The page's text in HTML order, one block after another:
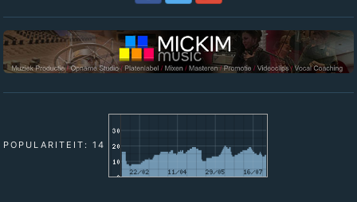
POPULARITEIT: 14